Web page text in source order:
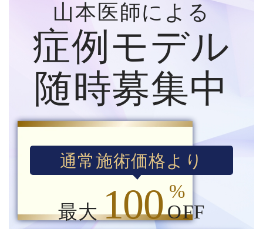
山本医師による
症例モデル
随時募集中
通常施術価格より
最大100 %
OFF